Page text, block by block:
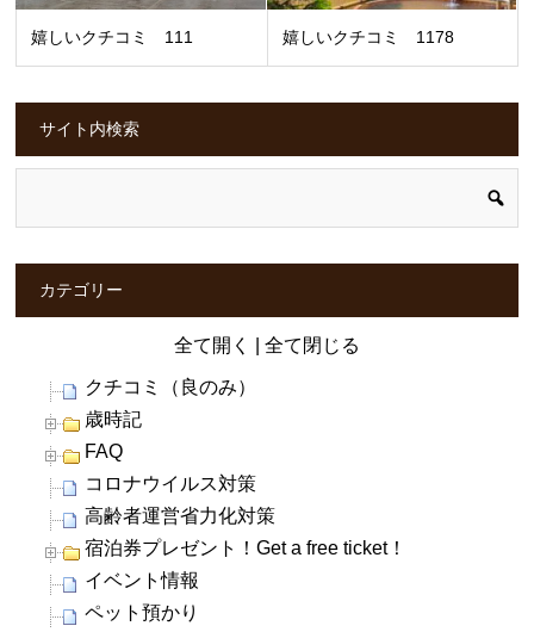
嬉しいクチコミ 111 嬉しいクチコミ 1178
サイト内検索
カテゴリー
全て開く 全て閉じる
クチコミ（良のみ）
歳時記
FAQ
コロナウイルス対策
高齢者運営省力化対策
宿泊券プレゼント！Get a free ticket！
イベント情報
ペット預かり